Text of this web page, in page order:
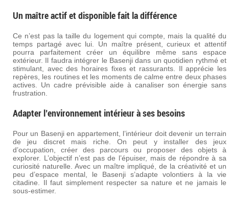
Un maître actif et disponible fait la différence
Ce n’est pas la taille du logement qui compte, mais la qualité du
temps partagé avec lui. Un maître présent, curieux et attentif
pourra parfaitement créer un équilibre même sans espace
extérieur. Il faudra intégrer le Basenji dans un quotidien rythmé et
stimulant, avec des horaires fixes et rassurants. Il apprécie les
repères, les routines et les moments de calme entre deux phases
actives. Un cadre prévisible aide à canaliser son énergie sans
frustration.
Adapter l’environnement intérieur à ses besoins
Pour un Basenji en appartement, l’intérieur doit devenir un terrain
de jeu discret mais riche. On peut y installer des jeux
d’occupation, créer des parcours ou proposer des objets à
explorer. L’objectif n’est pas de l’épuiser, mais de répondre à sa
curiosité naturelle. Avec un maître impliqué, de la créativité et un
peu d’espace mental, le Basenji s’adapte volontiers à la vie
citadine. Il faut simplement respecter sa nature et ne jamais le
sous-estimer.